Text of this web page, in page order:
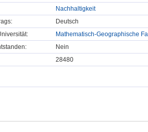
Nachhaltigkeit
Deutsch
Mathematisch-Geographische
Nein
28480